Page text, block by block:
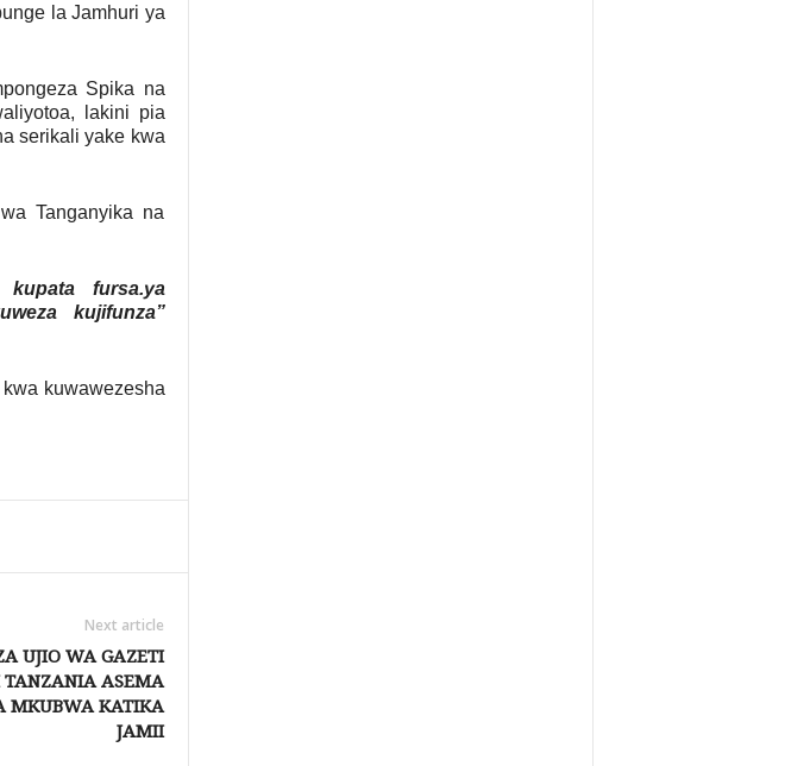
la Jamhuri ya
Spika na
lakini pia
serikali yake kwa
Tanganyika na
fursa.ya
kujifunza”
kuwawezesha
Next article
UJIO WA GAZETI
TANZANIA ASEMA
MKUBWA KATIKA
JAMII